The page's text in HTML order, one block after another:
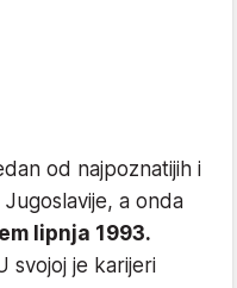
od najpoznatijih i
Jugoslavije, a onda
lipnja 1993.
svojoj je karijeri